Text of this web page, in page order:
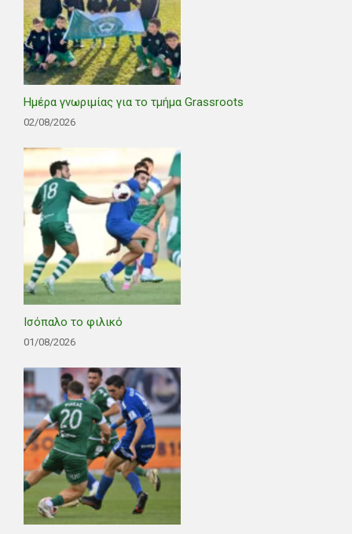
Ημέρα γνωριμίας για το τμήμα Grassroots
02/08/2026
Ισόπαλο το φιλικό
01/08/2026